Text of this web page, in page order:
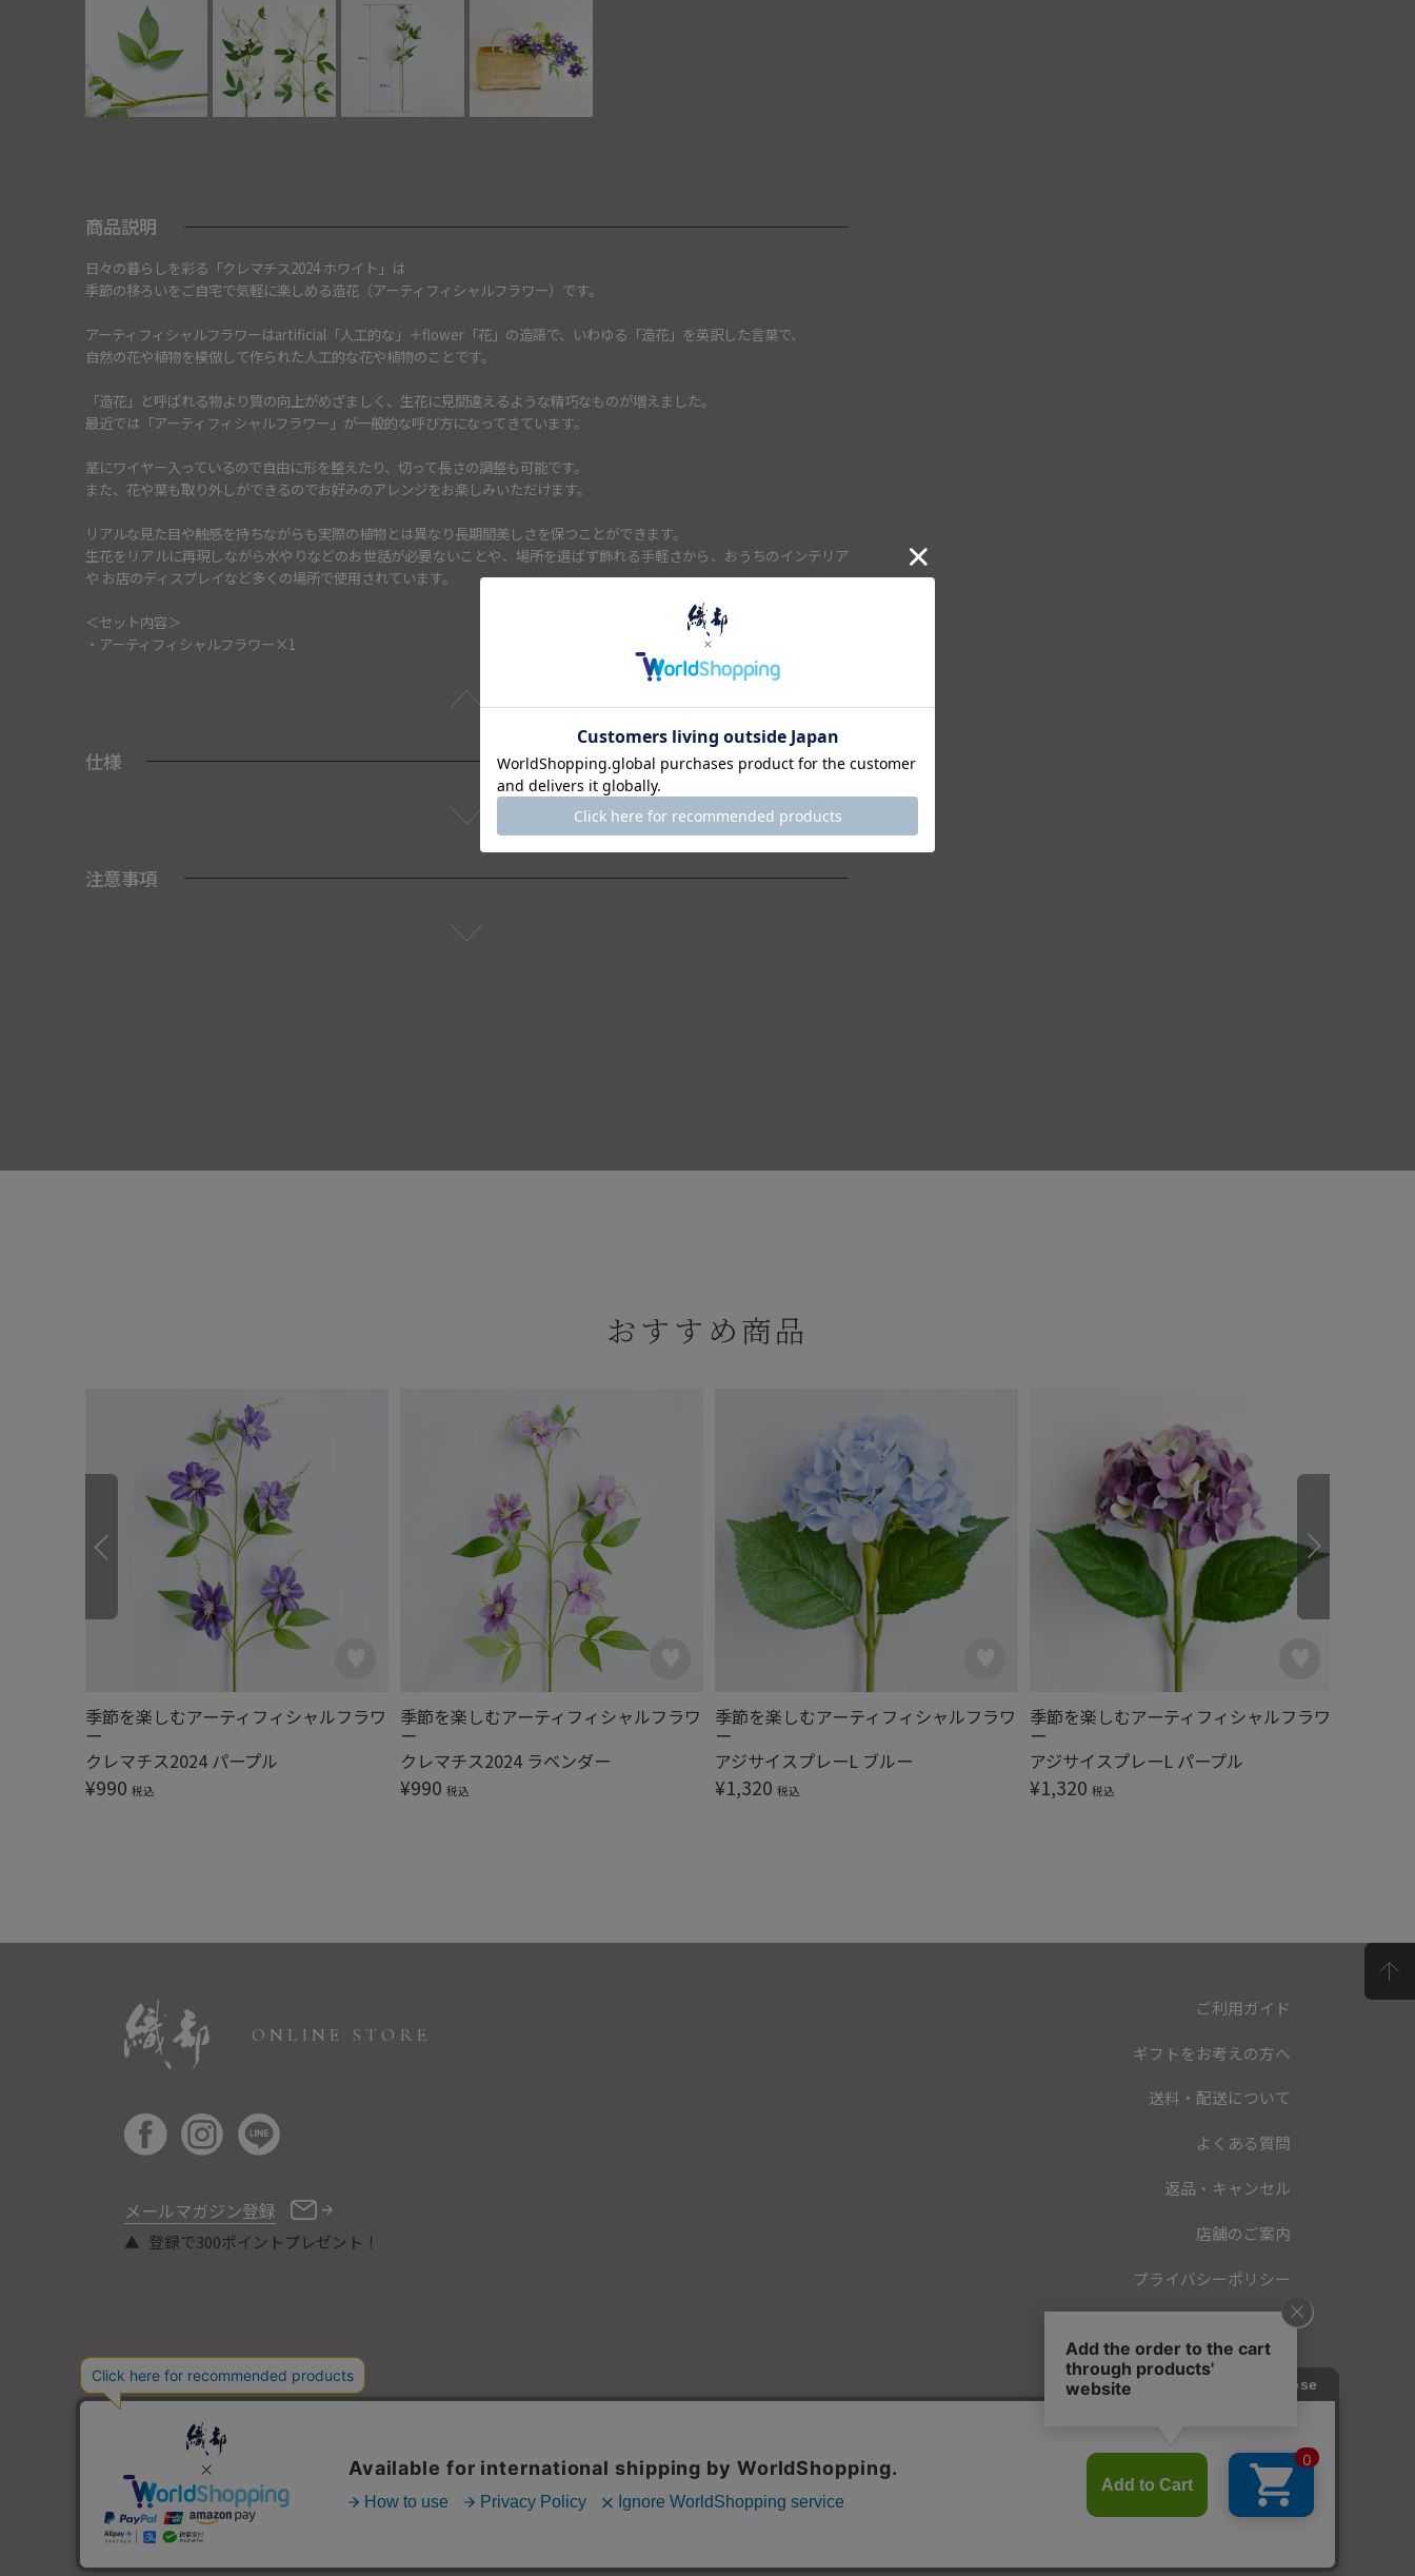
商品説明
日々の暮らしを彩る「クレマチス2024 ホワイト」は
季節の移ろいをご自宅で気軽に楽しめる造花（アーティフィシャルフラワー）です。
アーティフィシャルフラワーはartificial「人工的な」＋flower「花」の造語で、いわゆる「造花」を英訳した言葉で、
自然の花や植物を模倣して作られた人工的な花や植物のことです。
「造花」と呼ばれる物より質の向上がめざましく、生花に見間違えるような精巧なものが増えました。
最近では「アーティフィシャルフラワー」が一般的な呼び方になってきています。
茎にワイヤー入っているので自由に形を整えたり、切って長さの調整も可能です。
また、花や葉も取り外しができるのでお好みのアレンジをお楽しみいただけます。
リアルな見た目や触感を持ちながらも実際の植物とは異なり長期間美しさを保つことができます。
生花をリアルに再現しながら水やりなどのお世話が必要ないことや、場所を選ばず飾れる手軽さから、おうちのインテリア
や お店のディスプレイなど多くの場所で使用されています。
＜セット内容＞
・アーティフィシャルフラワー×1
仕様
注意事項
おすすめ商品
クレマチス2024 パープル
¥990 税込
季節を楽しむアーティフィシャルフラワ
ー
クレマチス2024 ラベンダー
¥990 税込
季節を楽しむアーティフィシャルフラワ
ー
アジサイスプレーL ブルー
¥1,320 税込
季節を楽しむアーティフィシャルフラワ
ー
アジサイスプレーL パープル
¥1,320 税込
季節を楽しむアーティフィシャルフラワ
ー
ONLINE STORE
メールマガジン登録
登録で300ポイントプレゼント！
ご利用ガイド
ギフトをお考えの方へ
送料・配送について
よくある質問
返品・キャンセル
店舗のご案内
プライバシーポリシー
特定商取引法に基づく表記
COPYRIGHT © ORIBE ALL RIGHTS RESERVED.